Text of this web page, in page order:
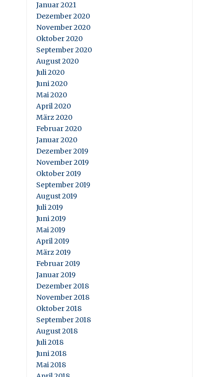
Januar 2021
Dezember 2020
November 2020
Oktober 2020
September 2020
August 2020
Juli 2020
Juni 2020
Mai 2020
April 2020
März 2020
Februar 2020
Januar 2020
Dezember 2019
November 2019
Oktober 2019
September 2019
August 2019
Juli 2019
Juni 2019
Mai 2019
April 2019
März 2019
Februar 2019
Januar 2019
Dezember 2018
November 2018
Oktober 2018
September 2018
August 2018
Juli 2018
Juni 2018
Mai 2018